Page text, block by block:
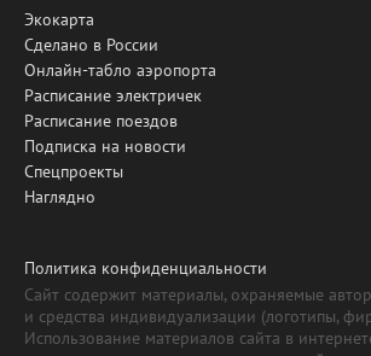
Экокарта
Сделано в России
Онлайн-табло аэропорта
Расписание электричек
Расписание поездов
Подписка на новости
Спецпроекты
Наглядно
Политика конфиденциальности
Сайт содержит материалы, охраняемые
и средства индивидуализации (логотипы,
Использование материалов сайта в